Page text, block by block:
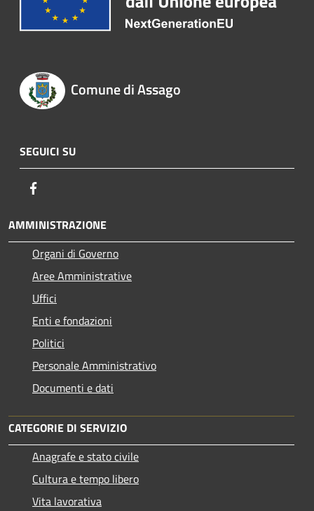
Comune di Assago
SEGUICI SU
AMMINISTRAZIONE
Organi di Governo
Aree Amministrative
Uffici
Enti e fondazioni
Politici
Personale Amministrativo
Documenti e dati
CATEGORIE DI SERVIZIO
Anagrafe e stato civile
Cultura e tempo libero
Vita lavorativa